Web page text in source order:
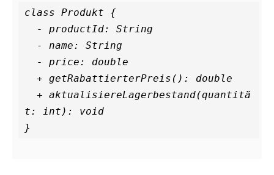
class Produkt {
t: int): void
}